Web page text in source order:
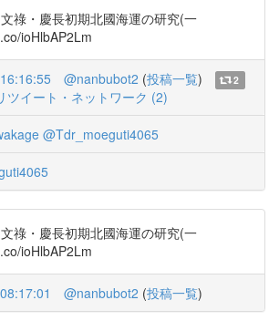
祿・慶長初期北國海運の研究(一
ioHlbAP2Lm
@nanbubot2 (投稿一覧)
2
ツイート・ネットワーク (2)
@Tdr_moeguti4065
祿・慶長初期北國海運の研究(一
ioHlbAP2Lm
@nanbubot2 (投稿一覧)